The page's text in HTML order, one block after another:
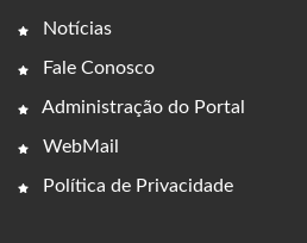
Notícias
Fale Conosco
Administração do Portal
WebMail
Política de Privacidade